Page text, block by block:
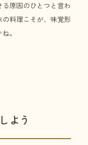
原因のひとつと言わ
料理こそが、味覚形
。
よう